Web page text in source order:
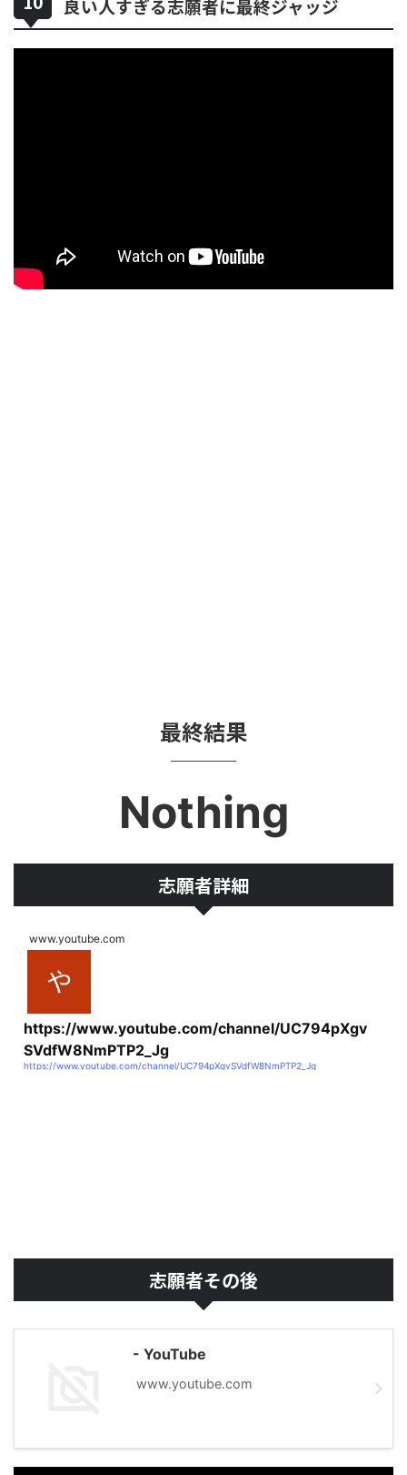
良い人すぎる志願者に最終ジャッジ
最終結果
Nothing
志願者詳細
www.youtube.com
https://www.youtube.com/channel/UC794pXgv
SVdfW8NmPTP2_Jg
https://www.youtube.com/channel/UC794pXgvSVdfW8NmPTP2_Jg
志願者その後
- YouTube
www.youtube.com